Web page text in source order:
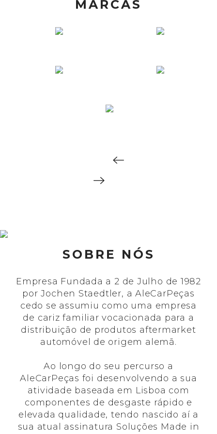
MARCAS
SOBRE NÓS
Empresa Fundada a 2 de Julho de 1982
por Jochen Staedtler, a AleCarPeças
cedo se assumiu como uma empresa
de cariz familiar vocacionada para a
distribuição de produtos aftermarket
automóvel de origem alemã.
Ao longo do seu percurso a
AleCarPeças foi desenvolvendo a sua
atividade baseada em Lisboa com
componentes de desgaste rápido e
elevada qualidade, tendo nascido aí a
sua atual assinatura Soluções Made in